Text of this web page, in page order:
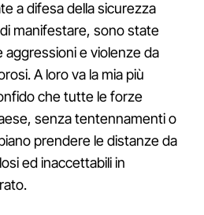
a difesa della sicurezza
manifestare, sono state
e violenze da
A loro va la mia più
che tutte le forze
senza tentennamenti o
prendere le distanze da
ed inaccettabili in